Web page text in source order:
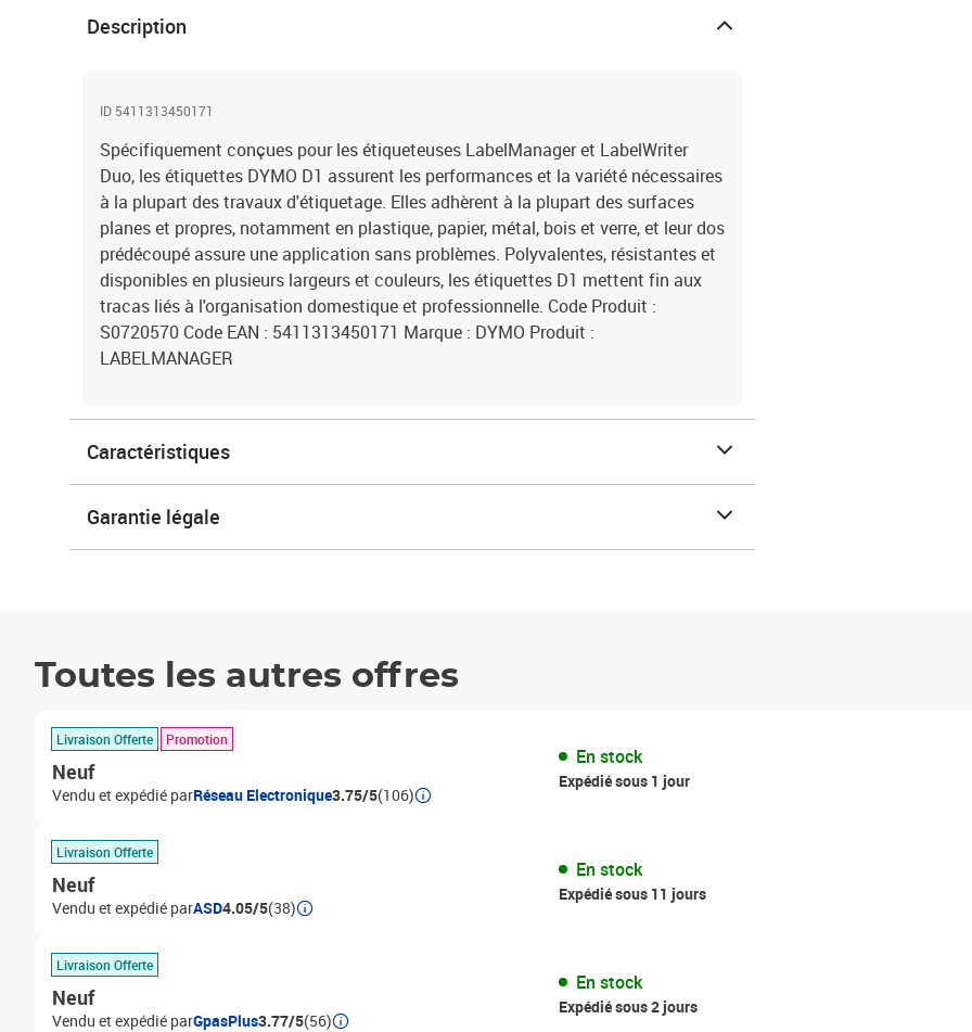
Description
ID 5411313450171
Spécifiquement conçues pour les étiqueteuses LabelManager et LabelWriter
Duo, les étiquettes DYMO D1 assurent les performances et la variété nécessaires
à la plupart des travaux d'étiquetage. Elles adhèrent à la plupart des surfaces
planes et propres, notamment en plastique, papier, métal, bois et verre, et leur dos
prédécoupé assure une application sans problèmes. Polyvalentes, résistantes et
disponibles en plusieurs largeurs et couleurs, les étiquettes D1 mettent fin aux
tracas liés à l'organisation domestique et professionnelle. Code Produit :
S0720570 Code EAN : 5411313450171 Marque : DYMO Produit :
LABELMANAGER
Caractéristiques
Garantie légale
Toutes les autres offres
Livraison Offerte Promotion
Neuf
Vendu et expédié parRéseau Electronique3.75/5(106)
En stock
Expédié sous 1 jour
Livraison Offerte
Neuf
Vendu et expédié parASD4.05/5(38)
En stock
Expédié sous 11 jours
Livraison Offerte
Neuf
Vendu et expédié parGpasPlus3.77/5(56)
En stock
Expédié sous 2 jours